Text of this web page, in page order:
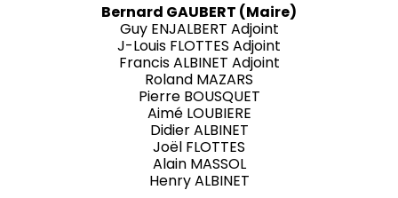
Bernard GAUBERT (Maire)
Guy ENJALBERT Adjoint
J-Louis FLOTTES Adjoint
Francis ALBINET Adjoint
Roland MAZARS
Pierre BOUSQUET
Aimé LOUBIERE
Didier ALBINET
Joël FLOTTES
Alain MASSOL
Henry ALBINET